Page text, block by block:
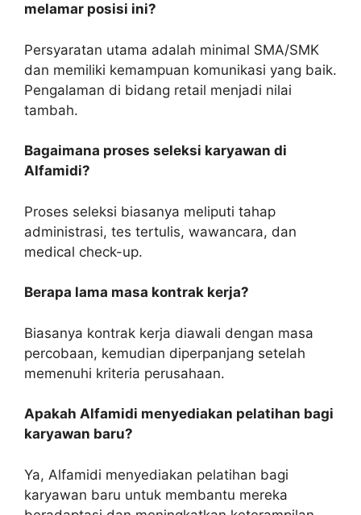
melamar posisi ini?
Persyaratan utama adalah minimal SMA/SMK
dan memiliki kemampuan komunikasi yang baik.
Pengalaman di bidang retail menjadi nilai
tambah.
Bagaimana proses seleksi karyawan di
Alfamidi?
Proses seleksi biasanya meliputi tahap
administrasi, tes tertulis, wawancara, dan
medical check-up.
Berapa lama masa kontrak kerja?
Biasanya kontrak kerja diawali dengan masa
percobaan, kemudian diperpanjang setelah
memenuhi kriteria perusahaan.
Apakah Alfamidi menyediakan pelatihan bagi
karyawan baru?
Ya, Alfamidi menyediakan pelatihan bagi
karyawan baru untuk membantu mereka